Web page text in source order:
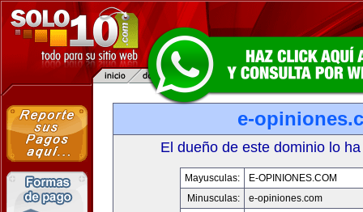
e-
El dueño de este dominio lo
Mayusculas:
E-OPINIONES.COM
Minusculas:
e-opiniones.com